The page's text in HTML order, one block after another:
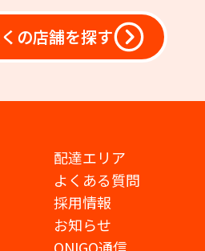
の店舗を探す
配達エリア
よくある質問
採用情報
お知らせ
ONIGO通信